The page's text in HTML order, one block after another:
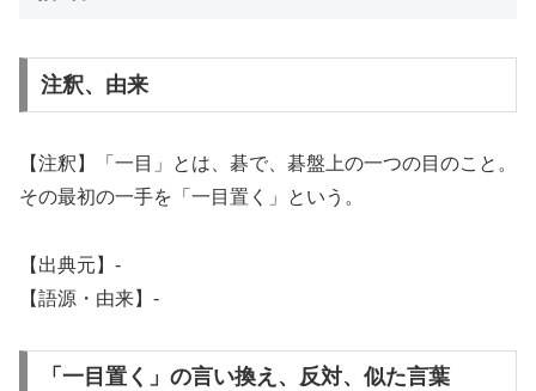
注釈、由来
【注釈】「一目」とは、碁で、碁盤上の一つの目のこと。
その最初の一手を「一目置く」という。
【出典元】-
【語源・由来】-
「一目置く」の言い換え、反対、似た言葉